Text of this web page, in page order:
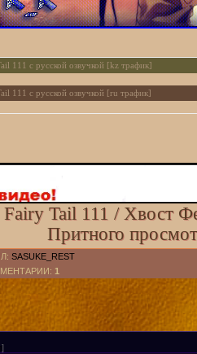
111 с русской озвучкой [kz трафик]
111 с русской озвучкой [ru трафик]
Tail 111 / Хвост
Притного
: SASUKE_REST
: 1
]